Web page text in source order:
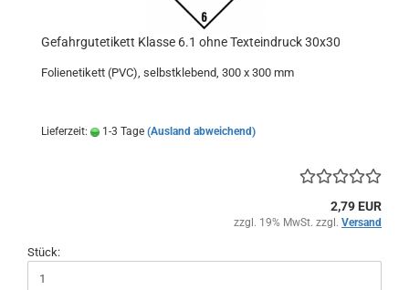
Gefahrgutetikett Klasse 6.1 ohne Texteindruck 30x30
Folienetikett (PVC), selbstklebend, 300 x 300 mm
Lieferzeit: 1-3 Tage (Ausland abweichend)
2,79 EUR
zzgl. 19% MwSt. zzgl. Versand
Stück: